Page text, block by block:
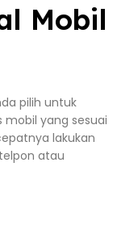
Mobil
pilih untuk
yang sesuai
lakukan
atau